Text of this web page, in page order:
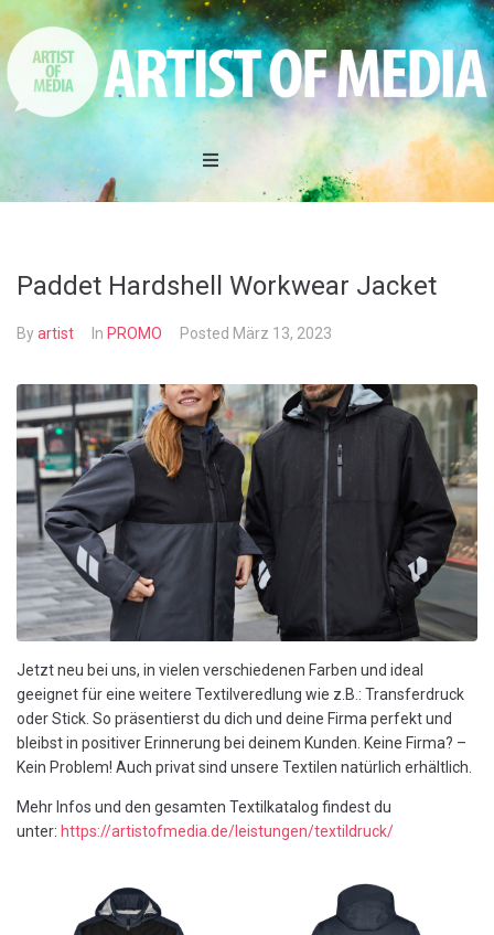
LEISTUNGEN
REFERENZEN
AKTIONEN
JOBS
Kontakt
Paddet Hardshell Workwear Jacket
Byartist In PROMO Posted März 13, 2023
Jetzt neu bei uns, in vielen verschiedenen Farben und ideal
geeignet für eine weitere Textilveredlung wie z.B.: Transferdruck
oder Stick. So präsentierst du dich und deine Firma perfekt und
bleibst in positiver Erinnerung bei deinem Kunden. Keine Firma? –
Kein Problem! Auch privat sind unsere Textilen natürlich erhältlich.
Mehr Infos und den gesamten Textilkatalog findest du
unter: https://artistofmedia.de/leistungen/textildruck/